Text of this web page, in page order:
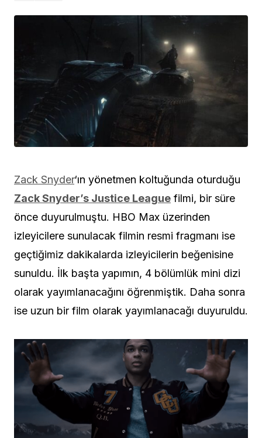
Zack Snyder‘ın yönetmen koltuğunda oturduğu
Zack Snyder’s Justice League filmi, bir süre
önce duyurulmuştu. HBO Max üzerinden
izleyicilere sunulacak filmin resmi fragmanı ise
geçtiğimiz dakikalarda izleyicilerin beğenisine
sunuldu. İlk başta yapımın, 4 bölümlük mini dizi
olarak yayımlanacağını öğrenmiştik. Daha sonra
ise uzun bir film olarak yayımlanacağı duyuruldu.